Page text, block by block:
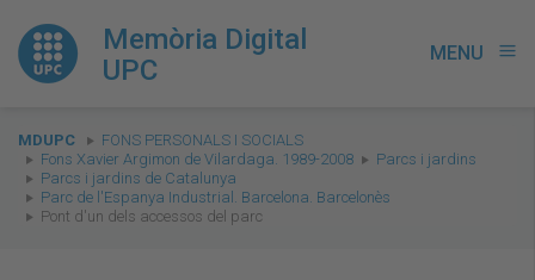
Memòria Digital
UPC
MENU menu
You
are
here:
MDUPC
FONS PERSONALS I SOCIALS
Fons Xavier Argimon de Vilardaga. 1989-2008
Parcs i jardins
Parcs i jardins de Catalunya
Parc de l'Espanya Industrial. Barcelona. Barcelonès
Pont d'un dels accessos del parc